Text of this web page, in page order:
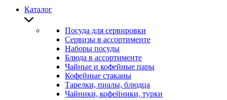
Каталог
Посуда для сервировки
Сервизы в ассортименте
Наборы посуды
Блюда в ассортименте
Чайные и кофейные пары
Кофейные стаканы
Тарелки, пиалы, блюдца
Чайники, кофейники, турки